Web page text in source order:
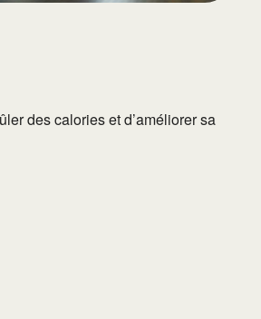
des calories et d’améliorer sa